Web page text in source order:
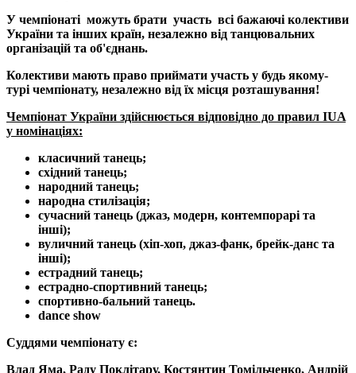
У чемпіонаті можуть брати участь всі бажаючі колективи
України та інших країн, незалежно від танцювальних
організацій та об'єднань.
Колективи мають право приймати участь у будь якому-
турі чемпіонату, незалежно від їх місця розташування!
Чемпіонат України здійснюється відповідно до правил IUA
у номінаціях:
класичний танець;
східний танець;
народний танець;
народна стилізація;
сучасний танець (джаз, модерн, контемпорарі та
інші);
вуличний танець (хіп-хоп, джаз-фанк, брейк-данс та
інші);
естрадний танець;
естрадно-спортивний танець;
спортивно-бальний танець.
dance show
Суддями чемпіонату є:
Влад Яма, Раду Поклітару, Костянтин Томільченко, Андрій